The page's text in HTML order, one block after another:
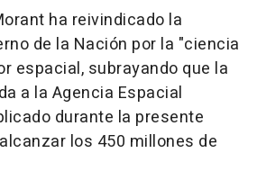
ha reivindicado la
de la Nación por la "ciencia
espacial, subrayando que la
a la Agencia Espacial
durante la presente
los 450 millones de